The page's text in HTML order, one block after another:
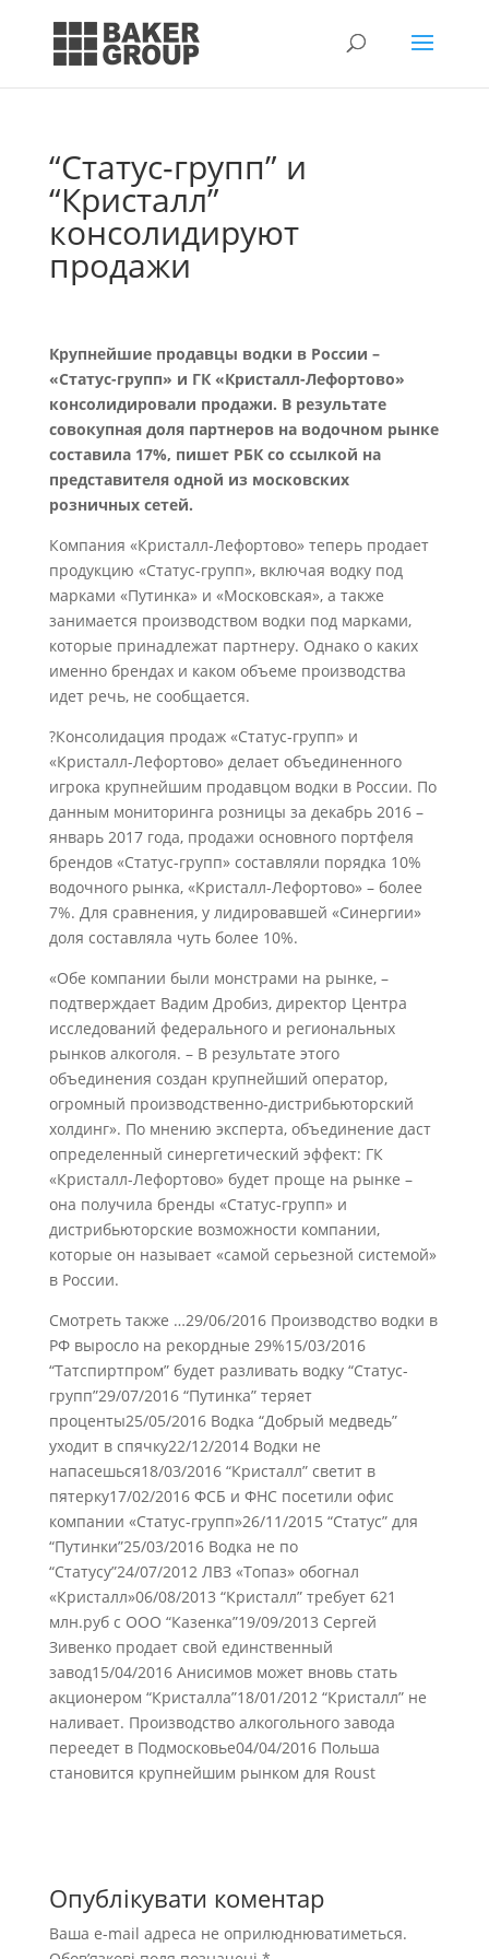
“Статус-групп” и
“Кристалл”
консолидируют
продажи
Крупнейшие продавцы водки в России –
«Статус-групп» и ГК «Кристалл-Лефортово»
консолидировали продажи. В результате
совокупная доля партнеров на водочном рынке
составила 17%, пишет РБК со ссылкой на
представителя одной из московских
розничных сетей.
Компания «Кристалл-Лефортово» теперь продает
продукцию «Статус-групп», включая водку под
марками «Путинка» и «Московская», а также
занимается производством водки под марками,
которые принадлежат партнеру. Однако о каких
именно брендах и каком объеме производства
идет речь, не сообщается.
?Консолидация продаж «Статус-групп» и
«Кристалл-Лефортово» делает объединенного
игрока крупнейшим продавцом водки в России. По
данным мониторинга розницы за декабрь 2016 –
январь 2017 года, продажи основного портфеля
брендов «Статус-групп» составляли порядка 10%
водочного рынка, «Кристалл-Лефортово» – более
7%. Для сравнения, у лидировавшей «Синергии»
доля составляла чуть более 10%.
«Обе компании были монстрами на рынке, –
подтверждает Вадим Дробиз, директор Центра
исследований федерального и региональных
рынков алкоголя. – В результате этого
объединения создан крупнейший оператор,
огромный производственно-дистрибьюторский
холдинг». По мнению эксперта, объединение даст
определенный синергетический эффект: ГК
«Кристалл-Лефортово» будет проще на рынке –
она получила бренды «Статус-групп» и
дистрибьюторские возможности компании,
которые он называет «самой серьезной системой»
в России.
Смотреть также …29/06/2016 Производство водки в
РФ выросло на рекордные 29%15/03/2016
“Татспиртпром” будет разливать водку “Статус-
групп”29/07/2016 “Путинка” теряет
проценты25/05/2016 Водка “Добрый медведь”
уходит в спячку22/12/2014 Водки не
напасешься18/03/2016 “Кристалл” светит в
пятерку17/02/2016 ФСБ и ФНС посетили офис
компании «Статус-групп»26/11/2015 “Статус” для
“Путинки”25/03/2016 Водка не по
“Статусу”24/07/2012 ЛВЗ «Топаз» обогнал
«Кристалл»06/08/2013 “Кристалл” требует 621
млн.руб с ООО “Казенка”19/09/2013 Сергей
Зивенко продает свой единственный
завод15/04/2016 Анисимов может вновь стать
акционером “Кристалла”18/01/2012 “Кристалл” не
наливает. Производство алкогольного завода
переедет в Подмосковье04/04/2016 Польша
становится крупнейшим рынком для Roust
Опублікувати коментар
Ваша e-mail адреса не оприлюднюватиметься.